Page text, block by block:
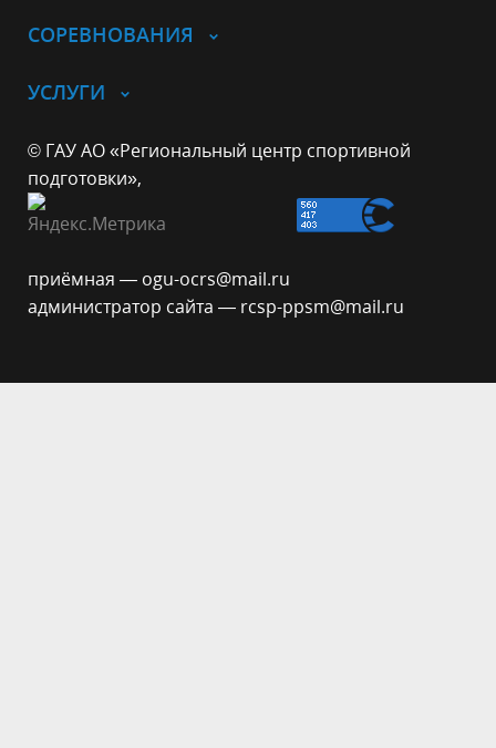
СОРЕВНОВАНИЯ
УСЛУГИ
© ГАУ АО «Региональный центр спортивной
подготовки»,
приёмная — ogu-ocrs@mail.ru
администратор сайта — rcsp-ppsm@mail.ru